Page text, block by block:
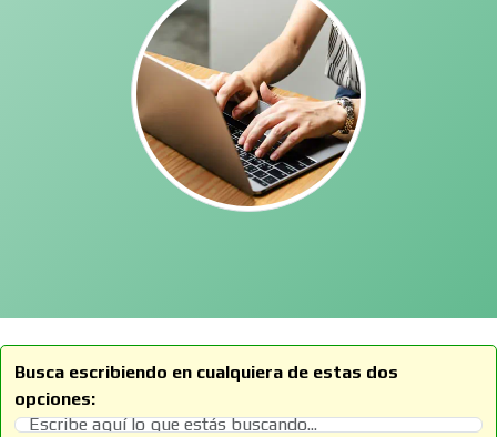
Busca escribiendo en cualquiera de estas dos
opciones: